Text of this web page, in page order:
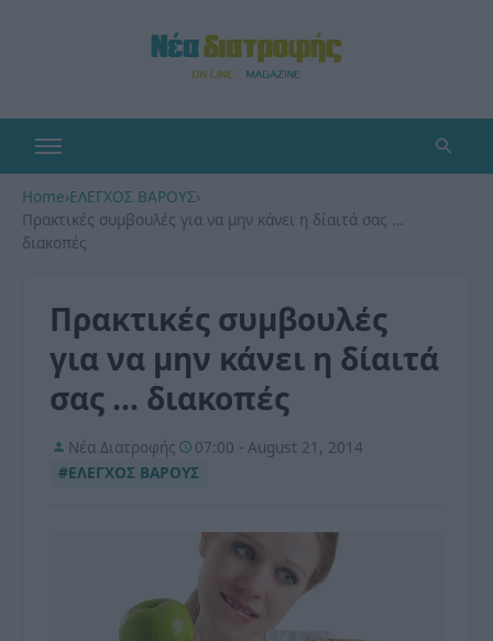
Home›ΕΛΕΓΧΟΣ ΒΑΡΟΥΣ›
Πρακτικές συμβουλές για να μην κάνει η δίαιτά σας …
διακοπές
Πρακτικές συμβουλές
για να μην κάνει η δίαιτά
σας … διακοπές
Νέα Διατροφής
07:00 - August 21, 2014
#ΕΛΕΓΧΟΣ ΒΑΡΟΥΣ